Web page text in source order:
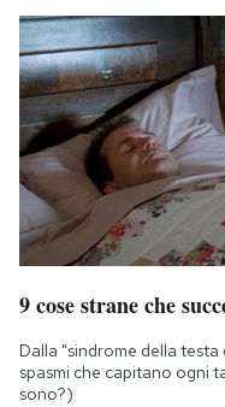
9 cose strane che
Dalla "sindrome della
spasmi che capitano ogni
sono?)